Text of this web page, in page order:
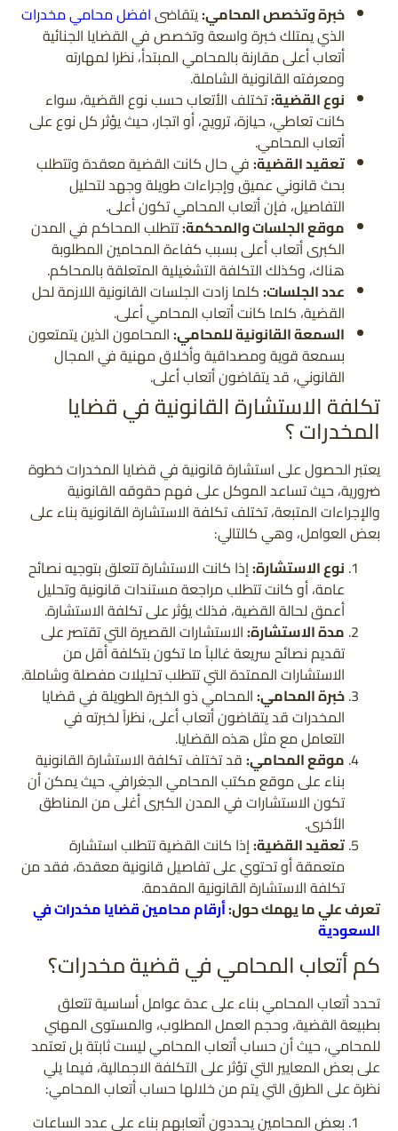
خبرة وتخصص المحامي:يتقاضىافضل محامي مخدرات
الذي يمتلك خبرة واسعة وتخصص في القضايا الجنائية
أتعاب أعلى مقارنة بالمحامي المبتدأ، نظرا لمهارته
ومعرفته القانونية الشاملة.
نوع القضية:تختلف الأتعاب حسب نوع القضية، سواء
كانت تعاطي، حيازة، ترويج، أو اتجار، حيث يؤثر كل نوع على
أتعاب المحامي.
تعقيد القضية:في حال كانت القضية معقدة وتتطلب
بحث قانوني عميق وإجراءات طويلة وجهد لتحليل
التفاصيل، فإن أتعاب المحامي تكون أعلى.
موقع الجلسات والمحكمة:تتطلب المحاكم في المدن
الكبرى أتعاب أعلى بسبب كفاءة المحامين المطلوبة
هناك، وكذلك التكلفة التشغيلية المتعلقة بالمحاكم.
عدد الجلسات:كلما زادت الجلسات القانونية اللازمة لحل
القضية، كلما كانت أتعاب المحامي أعلى.
السمعة القانونية للمحامي:المحامون الذين يتمتعون
بسمعة قوية ومصداقية وأخلاق مهنية في المجال
القانوني، قد يتقاضون أتعاب أعلى.
تكلفة الاستشارة القانونية في قضايا
المخدرات ؟
يعتبر الحصول على استشارة قانونية في قضايا المخدرات خطوة
ضرورية، حيث تساعد الموكل على فهم حقوقه القانونية
والإجراءات المتبعة، تختلف تكلفة الاستشارة القانونية بناء على
بعض العوامل، وهي كالتالي:
نوع الاستشارة:إذا كانت الاستشارة تتعلق بتوجيه نصائح
عامة، أو كانت تتطلب مراجعة مستندات قانونية وتحليل
أعمق لحالة القضية، فذلك يؤثر على تكلفة الاستشارة.
مدة الاستشارة:الاستشارات القصيرة التي تقتصر على
تقديم نصائح سريعة غالباً ما تكون بتكلفة أقل من
الاستشارات الممتدة التي تتطلب تحليلات مفصلة وشاملة.
خبرة المحامي:المحامي ذو الخبرة الطويلة في قضايا
المخدرات قد يتقاضون أتعاب أعلى، نظراً لخبرته في
التعامل مع مثل هذه القضايا.
موقع المحامي:قد تختلف تكلفة الاستشارة القانونية
بناء على موقع مكتب المحامي الجغرافي. حيث يمكن أن
تكون الاستشارات في المدن الكبرى أغلى من المناطق
الأخرى.
تعقيد القضية:إذا كانت القضية تتطلب استشارة
متعمقة أو تحتوي على تفاصيل قانونية معقدة، فقد من
تكلفة الاستشارة القانونية المقدمة.
تعرف علي ما يهمك حول:أرقام محامين قضايا مخدرات في
السعودية
كم أتعاب المحامي في قضية مخدرات؟
تحدد أتعاب المحامي بناء على عدة عوامل أساسية تتعلق
بطبيعة القضية، وحجم العمل المطلوب، والمستوى المهني
للمحامي، حيث أن حساب أتعاب المحامي ليست ثابتة بل تعتمد
على بعض المعايير التي تؤثر على التكلفة الاجمالية، فيما يلي
نظرة على الطرق التي يتم من خلالها حساب أتعاب المحامي:
بعض المحامين يحددون أتعابهم بناء على عدد الساعات